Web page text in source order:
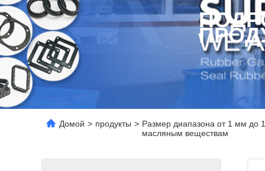
Домой > продукты > Размер диапазона от 1 мм до
масляным веществам